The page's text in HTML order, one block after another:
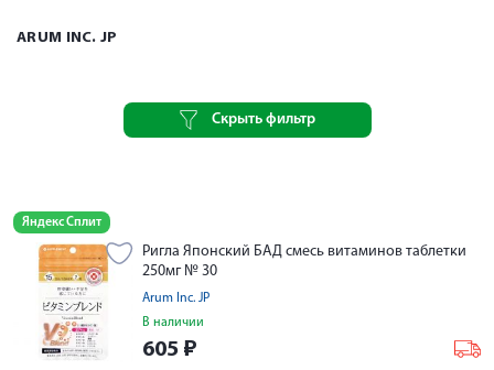
ARUM INC. JP
Скрыть фильтр
Яндекс Сплит
Ригла Японский БАД смесь витаминов таблетки
250мг № 30
Arum Inc. JP
В наличии
605 ₽